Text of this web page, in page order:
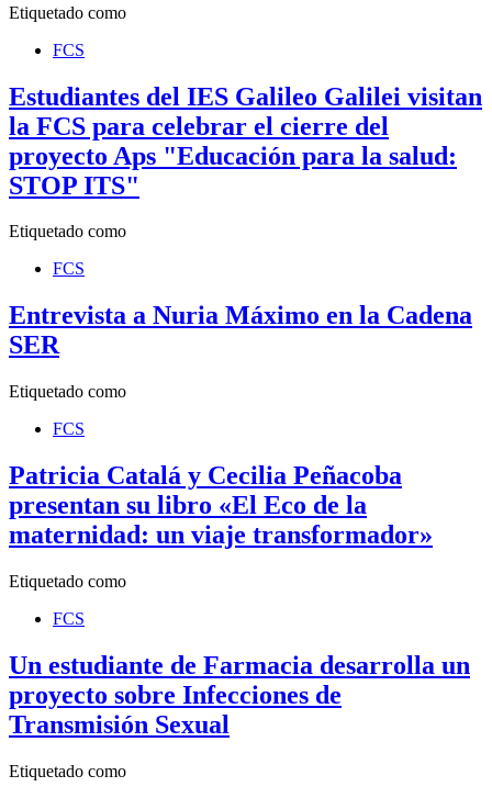
Etiquetado como
FCS
Estudiantes del IES Galileo Galilei visitan
la FCS para celebrar el cierre del
proyecto Aps "Educación para la salud:
STOP ITS"
Etiquetado como
FCS
Entrevista a Nuria Máximo en la Cadena
SER
Etiquetado como
FCS
Patricia Catalá y Cecilia Peñacoba
presentan su libro «El Eco de la
maternidad: un viaje transformador»
Etiquetado como
FCS
Un estudiante de Farmacia desarrolla un
proyecto sobre Infecciones de
Transmisión Sexual
Etiquetado como